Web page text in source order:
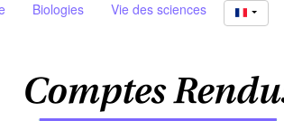
Biologies Vie des sciences